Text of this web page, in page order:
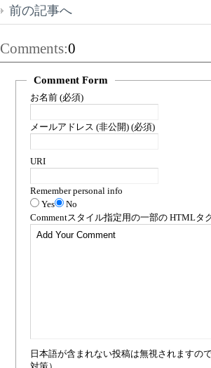
前の記事へ
Comments:0
Comment Form
お名前 (必須)
メールアドレス (非公開) (必須)
URI
Remember personal info
Yes
No
Commentスタイル指定用の一部の HTMLタ
日本語が含まれない投稿は無視されますの